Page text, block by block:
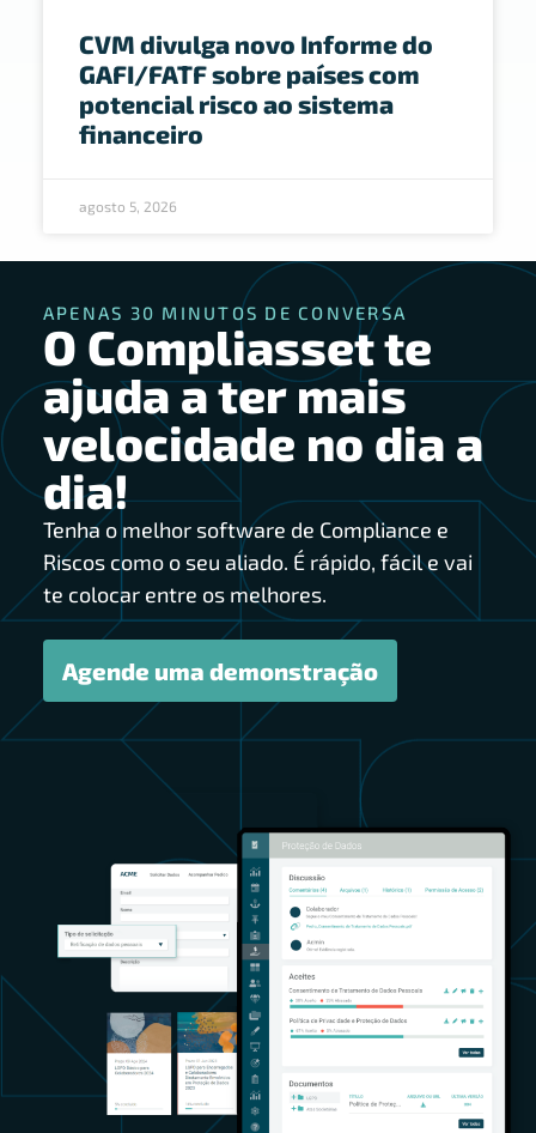
CVM divulga novo Informe do
GAFI/FATF sobre países com
potencial risco ao sistema
financeiro
agosto 5, 2026
APENAS 30 MINUTOS DE CONVERSA
O Compliasset te
ajuda a ter mais
velocidade no dia a
dia!
Tenha o melhor software de Compliance e
Riscos como o seu aliado. É rápido, fácil e vai
te colocar entre os melhores.
Agende uma demonstração